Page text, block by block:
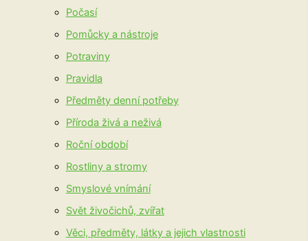
Počasí
Pomůcky a nástroje
Potraviny
Pravidla
Předměty denní potřeby
Příroda živá a neživá
Roční období
Rostliny a stromy
Smyslové vnímání
Svět živočichů, zvířat
Věci, předměty, látky a jejich vlastnosti